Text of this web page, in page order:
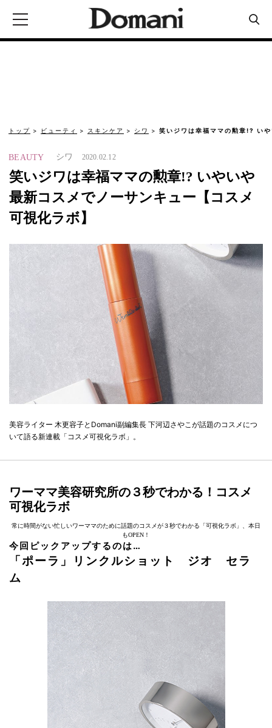
トップ ビューティ スキンケア シワ 笑いジワは幸福ママの勲章!? い
BEAUTY シワ 2020.02.12
笑いジワは幸福ママの勲章!? いやいや
最新コスメでノーサンキュー【コスメ
可視化ラボ】
美容ライター 木更容子とDomani副編集長 下河辺さやこが話題のコスメにつ
いて語る新連載「コスメ可視化ラボ」。
ワーママ美容研究所の３秒でわかる！コスメ
可視化ラボ
常に時間がない忙しいワーママのために話題のコスメが３秒でわかる「可視化ラボ」、本日
もOPEN！
今回ピックアップするのは…
「ポーラ」リンクルショット ジオ セラ
ム